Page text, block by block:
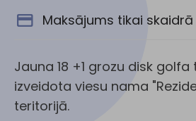
Maksājums tikai
Jauna 18 +1 grozu disk golfa
izveidota viesu nama
teritorijā.